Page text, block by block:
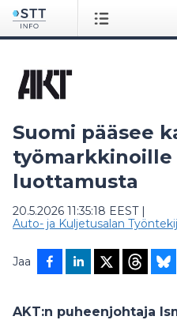
Suomi pääsee
työmarkkinoille
luottamusta
20.5.2026 11:35:18 EEST|
Auto- ja Kuljetusalan
Jaa
AKT:n puheenjohtaja